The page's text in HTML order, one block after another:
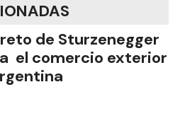
de Sturzenegger
el comercio exterior